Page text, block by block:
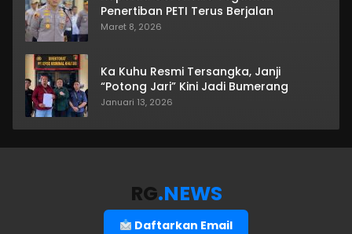
Penertiban PETI Terus Berjalan
Maret 8, 2026
Ka Kuhu Resmi Tersangka, Janji
“Potong Jari” Kini Jadi Bumerang
Januari 13, 2026
RG.NEWS
Daftarkan Email